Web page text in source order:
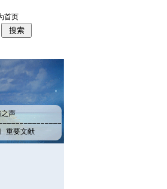
首页
之声
重要文献